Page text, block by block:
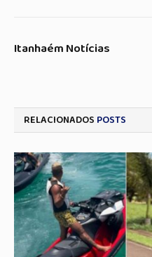
Itanhaém Notícias
RELACIONADOS POSTS